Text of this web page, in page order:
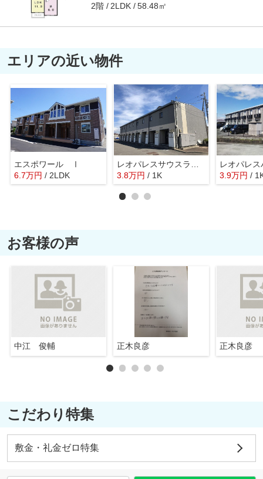
2階 2LDK 58.48㎡
エリアの近い物件
エスポワール Ⅰ
6.7万円 / 2LDK
3.8万円 / 1K 3.9万円 /
お客様の声
中江 俊輔 正木良彦 正木良彦
こだわり特集
敷金・礼金ゼロ特集